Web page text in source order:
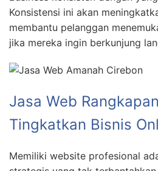
Konsistensi ini akan
membantu pelanggan
jika mereka ingin berkunjung
Jasa Web
Tingkatkan Bisnis
Memiliki website profesional